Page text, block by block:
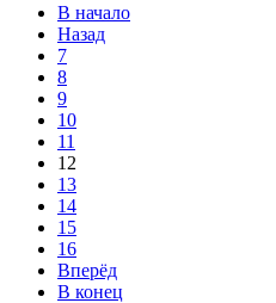
В начало
Назад
7
8
9
10
11
12
13
14
15
16
Вперёд
В конец